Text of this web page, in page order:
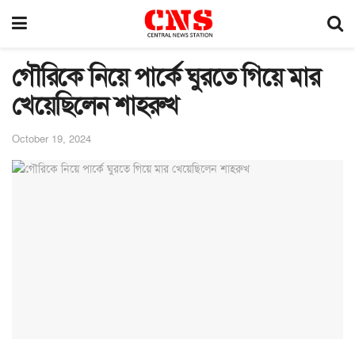
গৌরিকে নিয়ে পার্কে ঘুরতে গিয়ে মার
খেয়েছিলেন শাহরুখ
October 19, 2024